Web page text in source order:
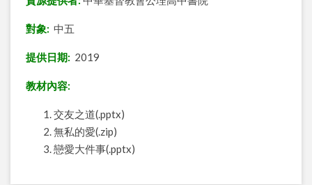
對象: 中五
提供日期: 2019
教材內容:
交友之道(.pptx)
無私的愛(.zip)
戀愛大件事(.pptx)